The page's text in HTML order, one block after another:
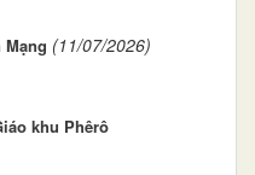
(11/07/2026)
khu Phêrô